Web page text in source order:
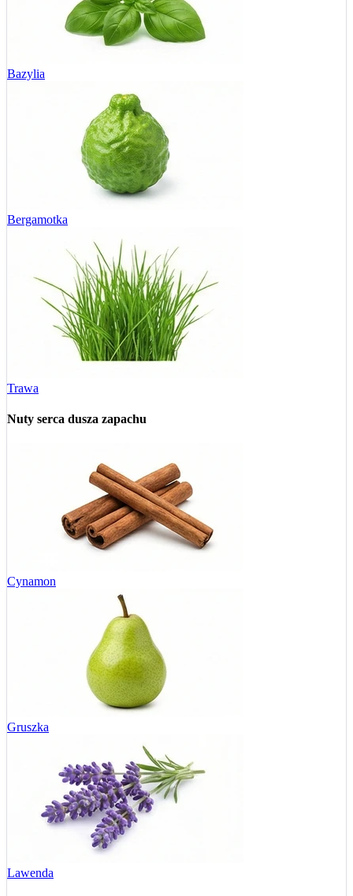
Bazylia
Bergamotka
Trawa
Nuty serca dusza zapachu
Cynamon
Gruszka
Lawenda